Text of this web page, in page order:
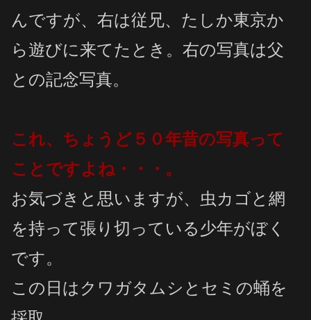
んですが、右は従兄、たしか東京か
ら遊びに来てたとき。右の写真は父
との記念写真。
これ、ちょうど５０年昔の写真って
ことですよね・・・。
お気づきと思いますが、虫カゴと網
を持って張り切っている少年がぼく
です。
この日はクワガタムシとセミの蛹を